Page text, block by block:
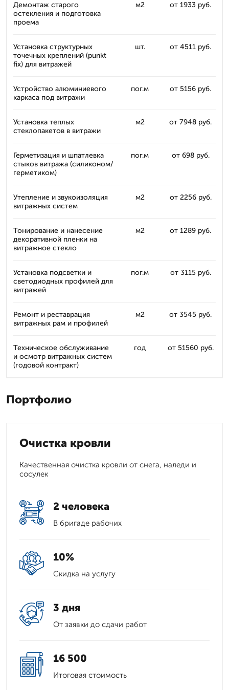
Демонтаж старого
остекления и подготовка
проема
м2 от 1933 руб.
Установка структурных
точечных креплений (punkt
fix) для витражей
шт. от 4511 руб.
Устройство алюминиевого
каркаса под витражи
пог.м от 5156 руб.
Установка теплых
стеклопакетов в витражи
м2 от 7948 руб.
Герметизация и шпатлевка
стыков витража (силиконом/
герметиком)
пог.м от 698 руб.
Утепление и звукоизоляция
витражных систем
м2 от 2256 руб.
Тонирование и нанесение
декоративной пленки на
витражное стекло
м2 от 1289 руб.
Установка подсветки и
светодиодных профилей для
витражей
пог.м от 3115 руб.
Ремонт и реставрация
витражных рам и профилей
м2 от 3545 руб.
Техническое обслуживание
и осмотр витражных систем
(годовой контракт)
год от 51560 руб.
Портфолио
Очистка кровли
Качественная очистка кровли от снега, наледи и
сосулек
2 человека
В бригаде рабочих
10%
Скидка на услугу
3 дня
От заявки до сдачи работ
16 500
Итоговая стоимость